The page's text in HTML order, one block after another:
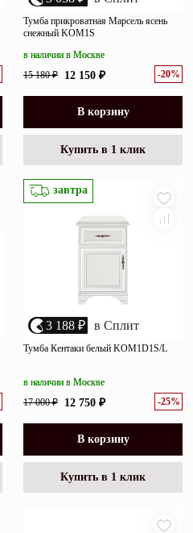
Тумба прикроватная Марсель ясень
снежный KOM1S
15 180 ₽ 12 150 ₽ -20%
в наличии в Москве
В корзину
Купить в 1 клик
завтра
3 188 ₽ в Сплит
Тумба Кентаки белый KOM1D1S/L
17 000 ₽ 12 750 ₽ -25%
в наличии в Москве
В корзину
Купить в 1 клик